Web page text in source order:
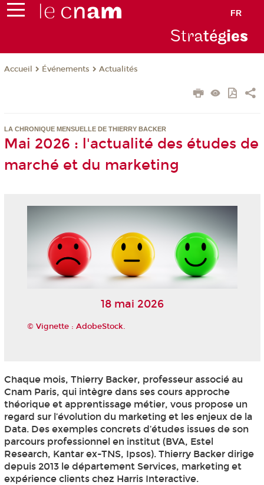
FR
Stratégies
Accueil Événements Actualités
LA CHRONIQUE MENSUELLE DE THIERRY BACKER
Mai 2026 : l'actualité des études de
marché et du marketing
18 mai 2026
© Vignette : AdobeStock.
Chaque mois, Thierry Backer, professeur associé au
Cnam Paris, qui intègre dans ses cours approche
théorique et apprentissage métier, vous propose un
regard sur l’évolution du marketing et les enjeux de la
Data. Des exemples concrets d’études issues de son
parcours professionnel en institut (BVA, Estel
Research, Kantar ex-TNS, Ipsos). Thierry Backer dirige
depuis 2013 le département Services, marketing et
expérience clients chez Harris Interactive.